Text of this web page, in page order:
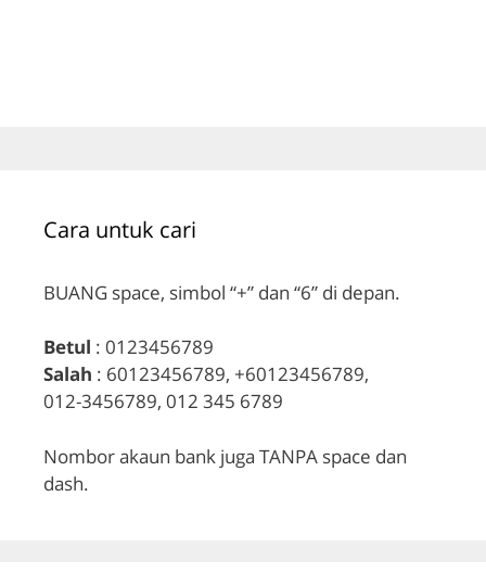
Cara untuk cari
BUANG space, simbol “+” dan “6” di depan.
Betul : 0123456789
Salah : 60123456789, +60123456789,
012-3456789, 012 345 6789
Nombor akaun bank juga TANPA space dan
dash.